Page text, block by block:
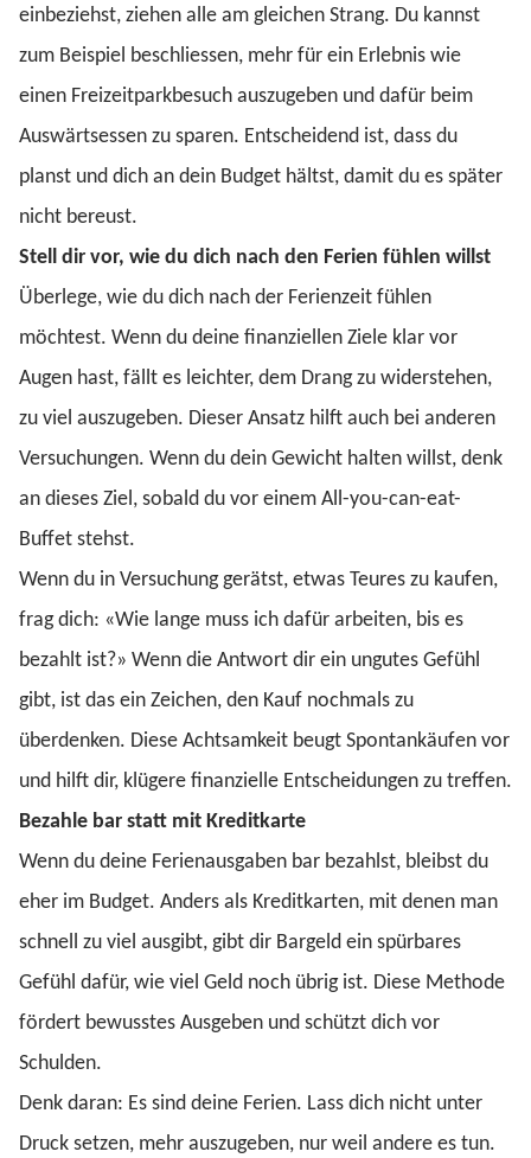
einbeziehst, ziehen alle am gleichen Strang. Du kannst
zum Beispiel beschliessen, mehr für ein Erlebnis wie
einen Freizeitparkbesuch auszugeben und dafür beim
Auswärtsessen zu sparen. Entscheidend ist, dass du
planst und dich an dein Budget hältst, damit du es später
nicht bereust.
Stell dir vor, wie du dich nach den Ferien fühlen willst
Überlege, wie du dich nach der Ferienzeit fühlen
möchtest. Wenn du deine finanziellen Ziele klar vor
Augen hast, fällt es leichter, dem Drang zu widerstehen,
zu viel auszugeben. Dieser Ansatz hilft auch bei anderen
Versuchungen. Wenn du dein Gewicht halten willst, denk
an dieses Ziel, sobald du vor einem All-you-can-eat-
Buffet stehst.
Wenn du in Versuchung gerätst, etwas Teures zu kaufen,
frag dich: «Wie lange muss ich dafür arbeiten, bis es
bezahlt ist?» Wenn die Antwort dir ein ungutes Gefühl
gibt, ist das ein Zeichen, den Kauf nochmals zu
überdenken. Diese Achtsamkeit beugt Spontankäufen vor
und hilft dir, klügere finanzielle Entscheidungen zu treffen.
Bezahle bar statt mit Kreditkarte
Wenn du deine Ferienausgaben bar bezahlst, bleibst du
eher im Budget. Anders als Kreditkarten, mit denen man
schnell zu viel ausgibt, gibt dir Bargeld ein spürbares
Gefühl dafür, wie viel Geld noch übrig ist. Diese Methode
fördert bewusstes Ausgeben und schützt dich vor
Schulden.
Denk daran: Es sind deine Ferien. Lass dich nicht unter
Druck setzen, mehr auszugeben, nur weil andere es tun.